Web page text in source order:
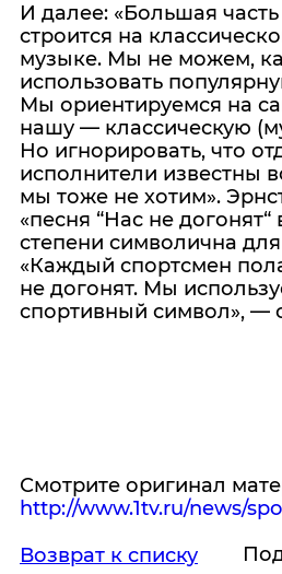
И далее: «Большая
строится на
музыке. Мы не можем,
использовать
Мы ориентируемся на
нашу — классическую (
Но игнорировать, что
исполнители известны
мы тоже не хотим».
«песня “Нас не догонят“
степени символична
«Каждый спортсмен
не догонят. Мы
спортивный символ», —
Смотрите оригинал
http://www.1tv.ru/news/
Возврат к списку